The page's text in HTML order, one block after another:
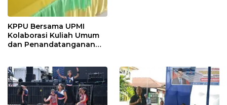
KPPU Bersama UPMI
Kolaborasi Kuliah Umum
dan Penandatanganan